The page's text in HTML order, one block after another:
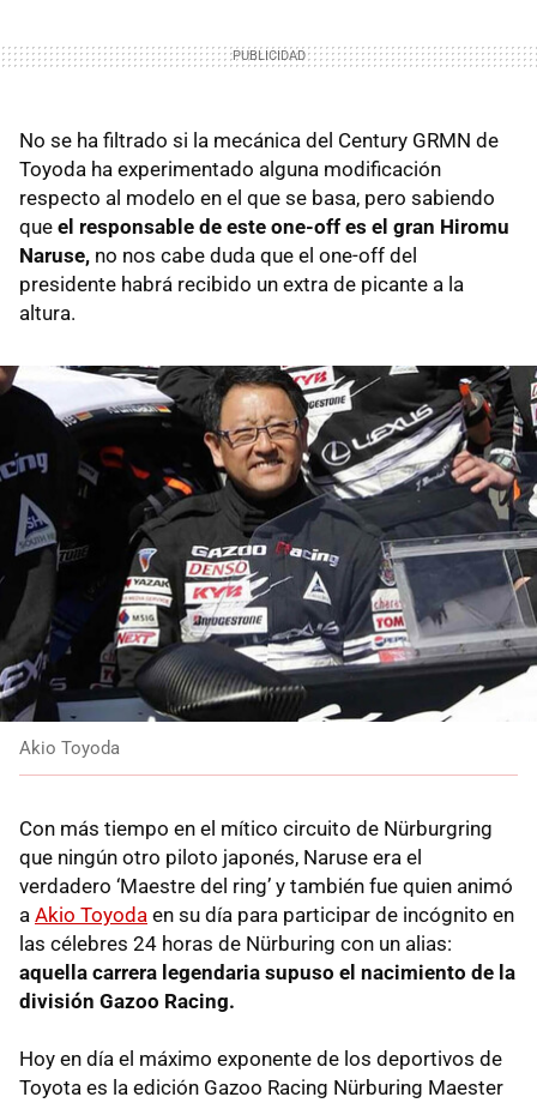
No se ha filtrado si la mecánica del Century GRMN de
Toyoda ha experimentado alguna modificación
respecto al modelo en el que se basa, pero sabiendo
que el responsable de este one-off es el gran Hiromu
Naruse, no nos cabe duda que el one-off del
presidente habrá recibido un extra de picante a la
altura.
Akio Toyoda
Con más tiempo en el mítico circuito de Nürburgring
que ningún otro piloto japonés, Naruse era el
verdadero ‘Maestre del ring’ y también fue quien animó
a Akio Toyoda en su día para participar de incógnito en
las célebres 24 horas de Nürburing con un alias:
aquella carrera legendaria supuso el nacimiento de la
división Gazoo Racing.
Hoy en día el máximo exponente de los deportivos de
Toyota es la edición Gazoo Racing Nürburing Maester